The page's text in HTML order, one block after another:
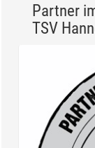
Partner
TSV